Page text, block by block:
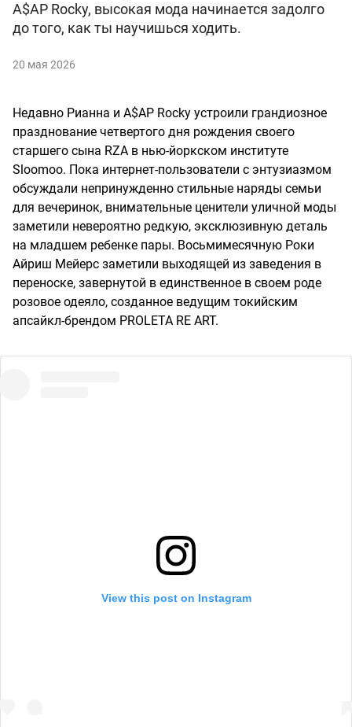
A$AP Rocky, высокая мода начинается задолго
до того, как ты научишься ходить.
20 мая 2026
Недавно Рианна и A$AP Rocky устроили грандиозное
празднование четвертого дня рождения своего
старшего сына RZA в нью-йоркском институте
Sloomoo. Пока интернет-пользователи с энтузиазмом
обсуждали непринужденно стильные наряды семьи
для вечеринок, внимательные ценители уличной моды
заметили невероятно редкую, эксклюзивную деталь
на младшем ребенке пары. Восьмимесячную Роки
Айриш Мейерс заметили выходящей из заведения в
переноске, завернутой в единственное в своем роде
розовое одеяло, созданное ведущим токийским
апсайкл-брендом PROLETA RE ART.
View this post on Instagram